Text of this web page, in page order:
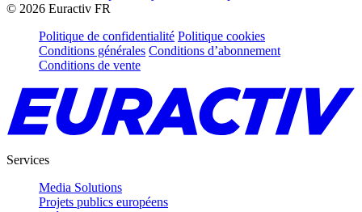
© 2026 Euractiv FR
Politique de confidentialité Politique cookies
Conditions générales Conditions d’abonnement
Conditions de vente
Services
Media Solutions
Projets publics européens